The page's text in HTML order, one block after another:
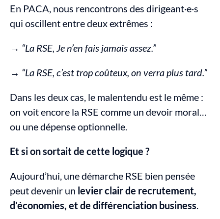
En PACA, nous rencontrons des dirigeant·e·s
qui oscillent entre deux extrêmes :
→ “La RSE, Je n’en fais jamais assez.”
→ “La RSE, c’est trop coûteux, on verra plus tard.”
Dans les deux cas, le malentendu est le même :
on voit encore la RSE comme un devoir moral…
ou une dépense optionnelle.
Et si on sortait de cette logique ?
Aujourd’hui, une démarche RSE bien pensée
peut devenir un levier clair de recrutement,
d’économies, et de différenciation business.